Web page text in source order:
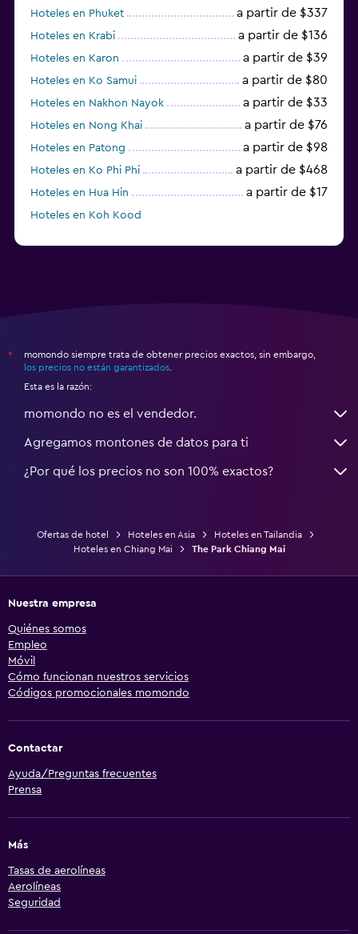
Hoteles en Phuket a partir de $337
Hoteles en Krabi a partir de $136
Hoteles en Karon a partir de $39
Hoteles en Ko Samui a partir de $80
Hoteles en Nakhon Nayok a partir de $33
Hoteles en Nong Khai a partir de $76
Hoteles en Patong a partir de $98
Hoteles en Ko Phi Phi a partir de $468
Hoteles en Hua Hin a partir de $17
Hoteles en Koh Kood
*
momondo siempre trata de obtener precios exactos, sin embargo,
los precios no están garantizados
Esta es la razón:
momondo no es el vendedor.
Agregamos montones de datos para ti
¿Por qué los precios no son 100% exactos?
Ofertas de hotel Hoteles en Asia
Hoteles en Tailandia
Hoteles en Chiang Mai
The Park Chiang Mai
Nuestra empresa
Quiénes somos
Empleo
Móvil
Cómo funcionan nuestros servicios
Códigos promocionales momondo
Contactar
Ayuda/Preguntas frecuentes
Prensa
Más
Tasas de aerolíneas
Aerolíneas
Seguridad